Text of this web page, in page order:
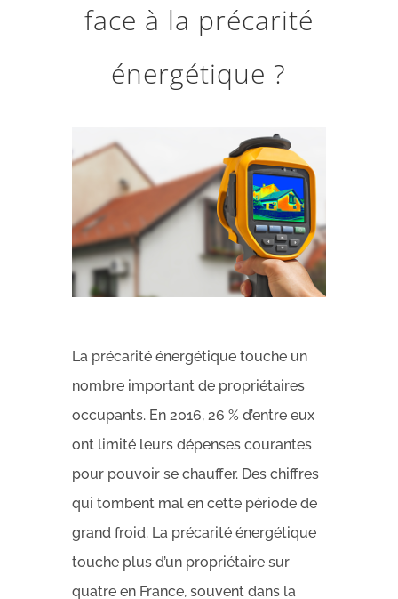
face à la précarité
énergétique ?
La précarité énergétique touche un
nombre important de propriétaires
occupants. En 2016, 26 % d’entre eux
ont limité leurs dépenses courantes
pour pouvoir se chauffer. Des chiffres
qui tombent mal en cette période de
grand froid. La précarité énergétique
touche plus d’un propriétaire sur
quatre en France, souvent dans la